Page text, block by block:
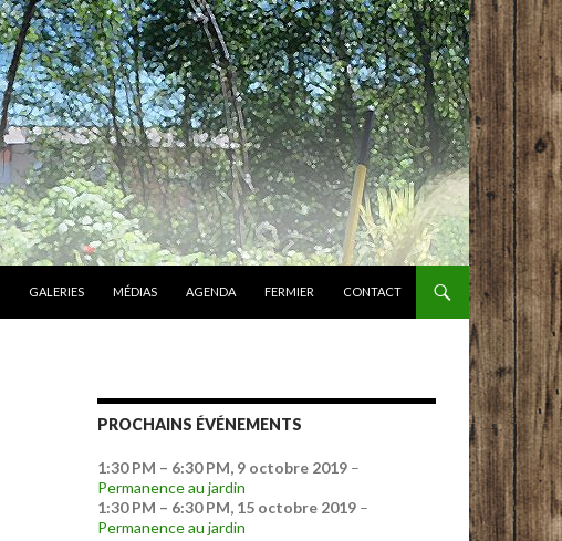
GALERIES MÉDIAS AGENDA FERMIER CONTACT
PROCHAINS ÉVÉNEMENTS
1:30 PM – 6:30 PM, 9 octobre 2019 –
Permanence au jardin
1:30 PM – 6:30 PM, 15 octobre 2019 –
Permanence au jardin